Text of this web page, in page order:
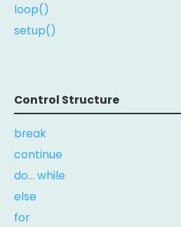
loop()
setup()
Control Structure
break
continue
do... while
else
for